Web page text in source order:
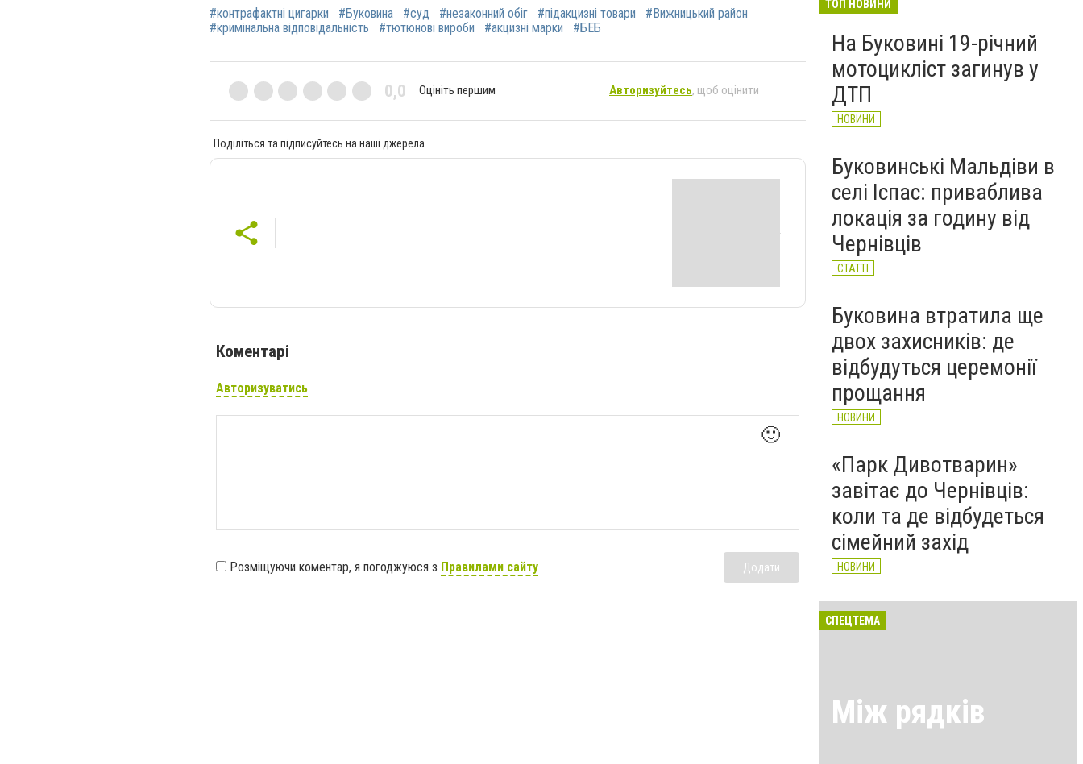
#контрафактні цигарки #Буковина #суд #незаконний обіг #підакцизні товари
#Вижницький район
#кримінальна відповідальність
#тютюнові вироби #акцизні марки #БЕБ
0,0 Оцініть першим Авторизуйтесь, щоб оцінити
Поділіться та підписуйтесь на наші джерела
Коментарі
Авторизуватись
🙂
Розміщуючи коментар, я погоджуюся з Правилами сайту Додати
області обмежили рух
великовагового транспорту
НОВИНИ
ТОП НОВИНИ
На Буковині 19-річний
мотоцикліст загинув у
ДТП
НОВИНИ
Буковинські Мальдіви в
селі Іспас: приваблива
локація за годину від
Чернівців
СТАТТІ
Буковина втратила ще
двох захисників: де
відбудуться церемонії
прощання
НОВИНИ
«Парк Дивотварин»
завітає до Чернівців:
коли та де відбудеться
сімейний захід
НОВИНИ
СПЕЦТЕМА
Між рядків